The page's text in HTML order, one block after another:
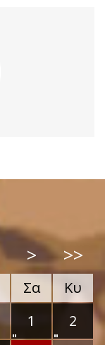
> >>
Σα
Κυ
1
2